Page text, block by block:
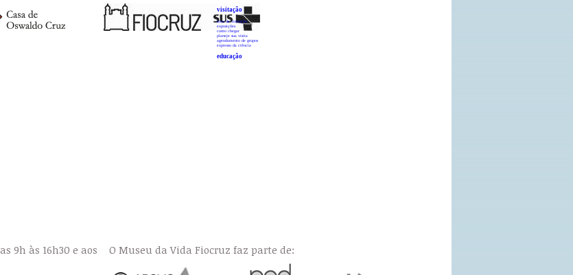
visitação
área de visitação
exposições
como chegar
planeje sua visita
agendamento de grupos
expresso da ciência
educação
9h às 16h30 e aos
O Museu da Vida Fiocruz faz parte de: